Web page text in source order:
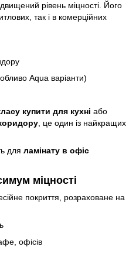
рівень міцності. Його
так і в комерційних
Aqua варіанти)
купити для кухні або
, це один із найкращих
для ламінату в офіс
міцності
покриття, розраховане на
офісів